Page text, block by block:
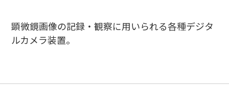
顕微鏡画像の記録・観察に用いられる各種デジタ
ルカメラ装置。